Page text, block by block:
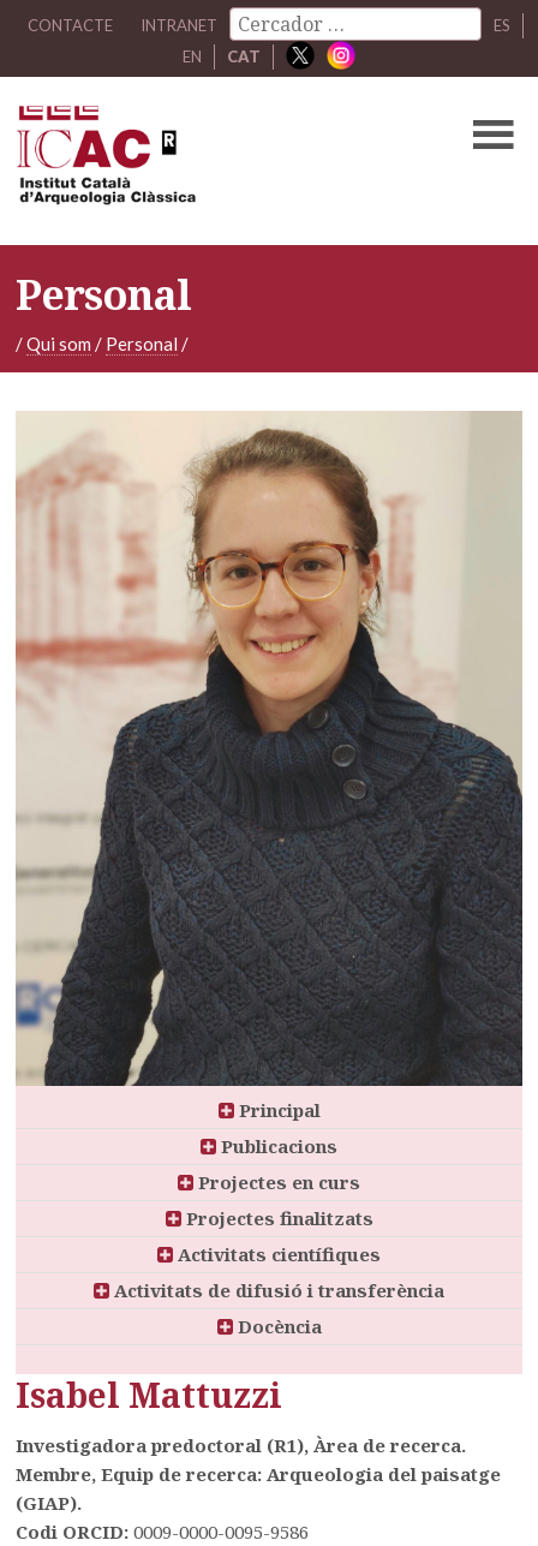
CONTACTE INTRANET
ES
EN
CAT
Personal
/Qui som / Personal /
Principal
Publicacions
Projectes en curs
Projectes finalitzats
Activitats científiques
Activitats de difusió i transferència
Docència
Isabel Mattuzzi
Investigadora predoctoral (R1), Àrea de recerca.
Membre, Equip de recerca: Arqueologia del paisatge
(GIAP).
Codi ORCID: 0009-0000-0095-9586